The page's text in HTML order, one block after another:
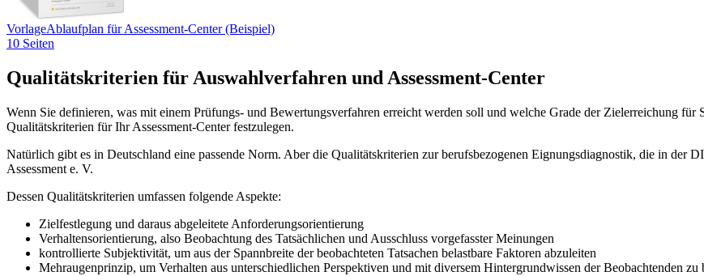
VorlageAblaufplan für Assessment-Center (Beispiel)
10 Seiten
Qualitätskriterien für Auswahlverfahren und Assessment-Center
Wenn Sie definieren, was mit einem Prüfungs- und Bewertungsverfahren erreicht werden soll und welche Grade der Zielerreichung für
Qualitätskriterien für Ihr Assessment-Center festzulegen.
Natürlich gibt es in Deutschland eine passende Norm. Aber die Qualitätskriterien zur berufsbezogenen Eignungsdiagnostik, die in der
Assessment e. V.
Dessen Qualitätskriterien umfassen folgende Aspekte:
Zielfestlegung und daraus abgeleitete Anforderungsorientierung
Verhaltensorientierung, also Beobachtung des Tatsächlichen und Ausschluss vorgefasster Meinungen
kontrollierte Subjektivität, um aus der Spannbreite der beobachteten Tatsachen belastbare Faktoren abzuleiten
Mehraugenprinzip, um Verhalten aus unterschiedlichen Perspektiven und mit diversem Hintergrundwissen der Beobachtenden zu